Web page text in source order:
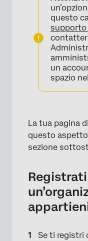
questo
un
spazio
La tua pagina
questo
sezione
Se ti registri